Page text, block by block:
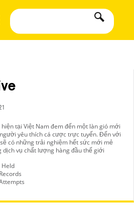
hiện tại Việt Nam đem đến một làn gió mới
yêu thích cá cược trực tuyến. Đến với
có những trải nghiệm hết sức mới mẻ
dịch vụ chất lượng hàng đầu thế giới
Held